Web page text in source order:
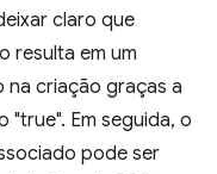
claro que
resulta em um
na criação graças a
"true". Em seguida, o
pode ser